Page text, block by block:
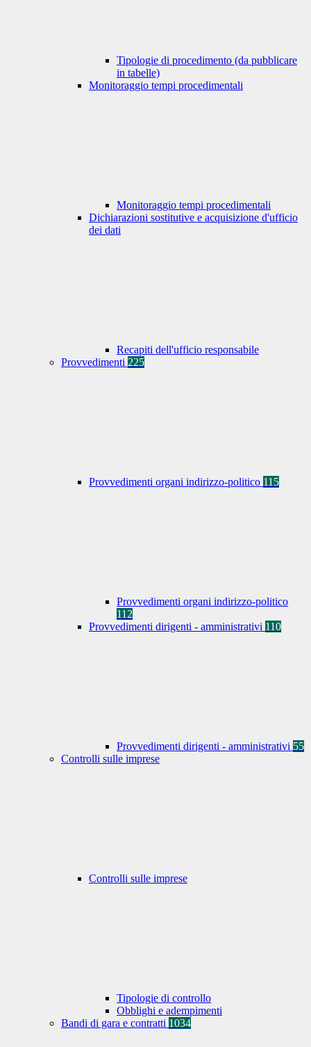
Tipologie di procedimento (da pubblicare
in tabelle)
Monitoraggio tempi procedimentali
Monitoraggio tempi procedimentali
Dichiarazioni sostitutive e acquisizione d'ufficio
dei dati
Recapiti dell'ufficio responsabile
Provvedimenti 225
Provvedimenti organi indirizzo-politico 115
Provvedimenti organi indirizzo-politico
112
Provvedimenti dirigenti - amministrativi 110
Provvedimenti dirigenti - amministrativi 55
Controlli sulle imprese
Controlli sulle imprese
Tipologie di controllo
Obblighi e adempimenti
Bandi di gara e contratti 1034